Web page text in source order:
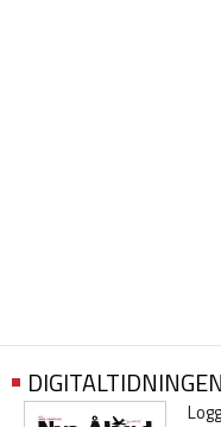
DIGITALTIDNINGEN